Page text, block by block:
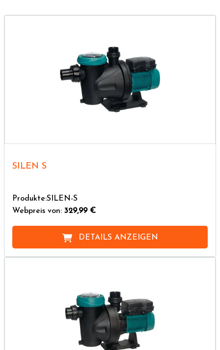
SILEN S
Produkte:SILEN-S
Webpreis von: 329,99 €
DETAILS ANZEIGEN